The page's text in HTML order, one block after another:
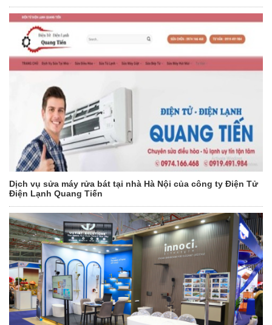
Dịch vụ sửa máy rửa bát tại nhà Hà Nội của công ty Điện Tử
Điện Lạnh Quang Tiến